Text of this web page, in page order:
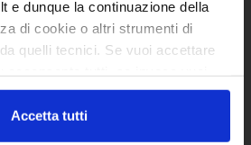
e dunque la continuazione della
di cookie o altri strumenti di
quelli tecnici. Se vuoi accettare
i cookie da accettare clicca
Se vuoi saperne di più clicca
"Acconsento" permetti l'utilizzo
Accetta tutti